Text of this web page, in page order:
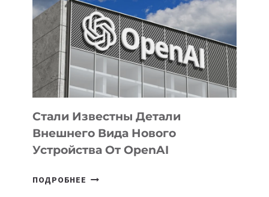
ЗАДАЧИ
ПО
РАЗВИТИЮ
ЭКОСИСТЕМЫ
ИСКУССТВЕННОГО
ИНТЕЛЛЕКТА
Стали Известны Детали
Внешнего Вида Нового
Устройства От OpenAI
ПОДРОБНЕЕ СТАЛИ